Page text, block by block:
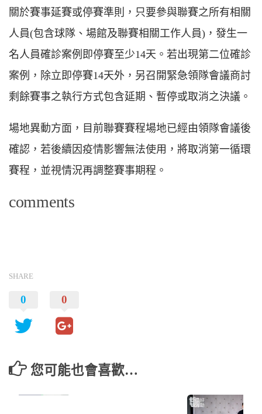
關於賽事延賽或停賽準則，只要參與聯賽之所有相關
人員(包含球隊、場館及聯賽相關工作人員)，發生一
名人員確診案例即停賽至少14天。若出現第二位確診
案例，除立即停賽14天外，另召開緊急領隊會議商討
剩餘賽事之執行方式包含延期、暫停或取消之決議。
場地異動方面，目前聯賽賽程場地已經由領隊會議後
確認，若後續因疫情影響無法使用，將取消第一循環
賽程，並視情況再調整賽事期程。
comments
SHARE
0 0
您可能也會喜歡…